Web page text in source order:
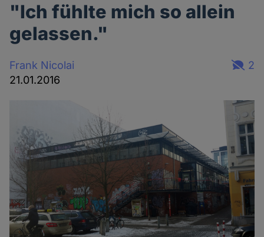
"Ich fühlte mich so allein
gelassen."
Frank Nicolai
21.01.2016
2